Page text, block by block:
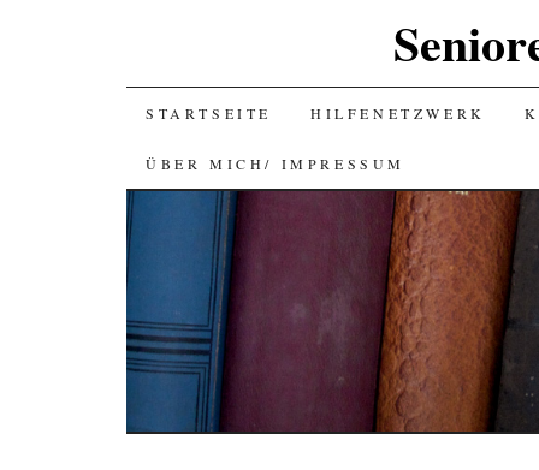
SKIP
TO
CONTENT
STARTSEITE HILFENETZWERK
ÜBER MICH/ IMPRESSUM